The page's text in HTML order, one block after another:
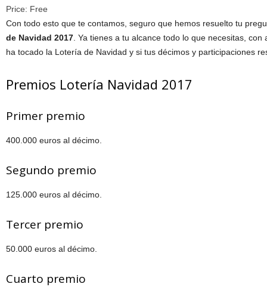
Price: Free
Con todo esto que te contamos, seguro que hemos resuelto tu
de Navidad 2017 . Ya tienes a tu alcance todo lo que necesitas,
ha tocado la Lotería de Navidad y si tus décimos y participaciones
Premios Lotería Navidad 2017
Primer premio
400.000 euros al décimo.
Segundo premio
125.000 euros al décimo.
Tercer premio
50.000 euros al décimo.
Cuarto premio